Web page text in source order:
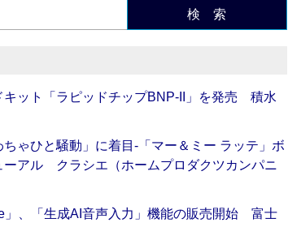
検 索
キット「ラピッドチップBNP-II」を発売 積水
ゃひと騒動」に着目‐「マー＆ミー ラッテ」ボ
ーアル クラシエ（ホームプロダクツカンパニ
」、「生成AI音声入力」機能の販売開始 富士